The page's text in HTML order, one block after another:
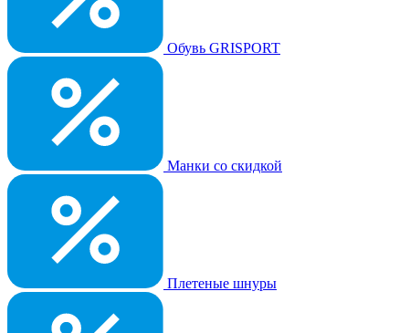
Обувь GRISPORT
Манки со скидкой
Плетеные шнуры